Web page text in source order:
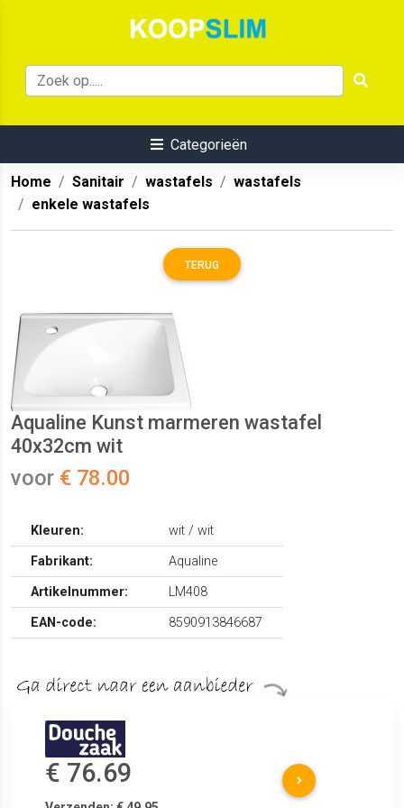
Categorieën
Home Sanitair wastafels
wastafels
enkele wastafels
TERUG
Aqualine Kunst marmeren wastafel
40x32cm wit
voor € 78.00
Kleuren:
wit / wit
Fabrikant:
Aqualine
Artikelnummer:
LM408
EAN-code:
8590913846687
€ 76.69